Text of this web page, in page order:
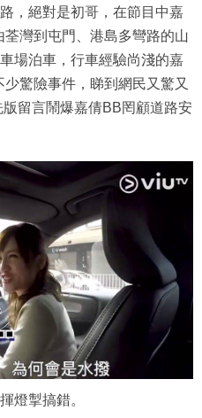
，絕對是初哥，在節目中嘉
灣到屯門、港島多彎路的山
場泊車，行車經驗尚淺的嘉
驚險事件，睇到網民又驚又
留言鬧爆嘉倩BB罔顧道路安
燈掣搞錯。